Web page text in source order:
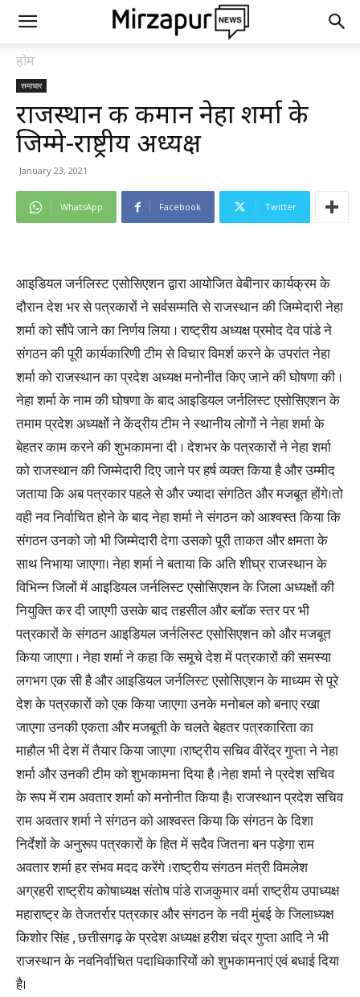
होम
समाचार
राजस्थान की कमान नेहा शर्मा के
जिम्मे-राष्ट्रीय अध्यक्ष
January 23, 2021
WhatsApp Facebook Twitter
आइडियल जर्नलिस्ट एसोसिएशन द्वारा आयोजित वेबीनार कार्यक्रम के
दौरान देश भर से पत्रकारों ने सर्वसम्मति से राजस्थान की जिम्मेदारी नेहा
शर्मा को सौंपे जाने का निर्णय लिया । राष्ट्रीय अध्यक्ष प्रमोद देव पांडे ने
संगठन की पूरी कार्यकारिणी टीम से विचार विमर्श करने के उपरांत नेहा
शर्मा को राजस्थान का प्रदेश अध्यक्ष मनोनीत किए जाने की घोषणा की ।
नेहा शर्मा के नाम की घोषणा के बाद आइडियल जर्नलिस्ट एसोसिएशन के
तमाम प्रदेश अध्यक्षों ने केंद्रीय टीम ने स्थानीय लोगों ने नेहा शर्मा के
बेहतर काम करने की शुभकामना दी । देशभर के पत्रकारों ने नेहा शर्मा
को राजस्थान की जिम्मेदारी दिए जाने पर हर्ष व्यक्त किया है और उम्मीद
जताया कि अब पत्रकार पहले से और ज्यादा संगठित और मजबूत होंगे।तो
वही नव निर्वाचित होने के बाद नेहा शर्मा ने संगठन को आश्वस्त किया कि
संगठन उनको जो भी जिम्मेदारी देगा उसको पूरी ताकत और क्षमता के
साथ निभाया जाएगा। नेहा शर्मा ने बताया कि अति शीघ्र राजस्थान के
विभिन्न जिलों में आइडियल जर्नलिस्ट एसोसिएशन के जिला अध्यक्षों की
नियुक्ति कर दी जाएगी उसके बाद तहसील और ब्लॉक स्तर पर भी
पत्रकारों के संगठन आइडियल जर्नलिस्ट एसोसिएशन को और मजबूत
किया जाएगा । नेहा शर्मा ने कहा कि समूचे देश में पत्रकारों की समस्या
लगभग एक सी है और आइडियल जर्नलिस्ट एसोसिएशन के माध्यम से पूरे
देश के पत्रकारों को एक किया जाएगा उनके मनोबल को बनाए रखा
जाएगा उनकी एकता और मजबूती के चलते बेहतर पत्रकारिता का
माहौल भी देश में तैयार किया जाएगा ।राष्ट्रीय सचिव वीरेंद्र गुप्ता ने नेहा
शर्मा और उनकी टीम को शुभकामना दिया है ।नेहा शर्मा ने प्रदेश सचिव
के रूप में राम अवतार शर्मा को मनोनीत किया है। राजस्थान प्रदेश सचिव
राम अवतार शर्मा ने संगठन को आश्वस्त किया कि संगठन के दिशा
निर्देशों के अनुरूप पत्रकारों के हित में सदैव जितना बन पड़ेगा राम
अवतार शर्मा हर संभव मदद करेंगे ।राष्ट्रीय संगठन मंत्री विमलेश
अग्रहरी राष्ट्रीय कोषाध्यक्ष संतोष पांडे राजकुमार वर्मा राष्ट्रीय उपाध्यक्ष
महाराष्ट्र के तेजतर्रार पत्रकार और संगठन के नवी मुंबई के जिलाध्यक्ष
किशोर सिंह , छत्तीसगढ़ के प्रदेश अध्यक्ष हरीश चंद्र गुप्ता आदि ने भी
राजस्थान के नवनिर्वाचित पदाधिकारियों को शुभकामनाएं एवं बधाई दिया
है।